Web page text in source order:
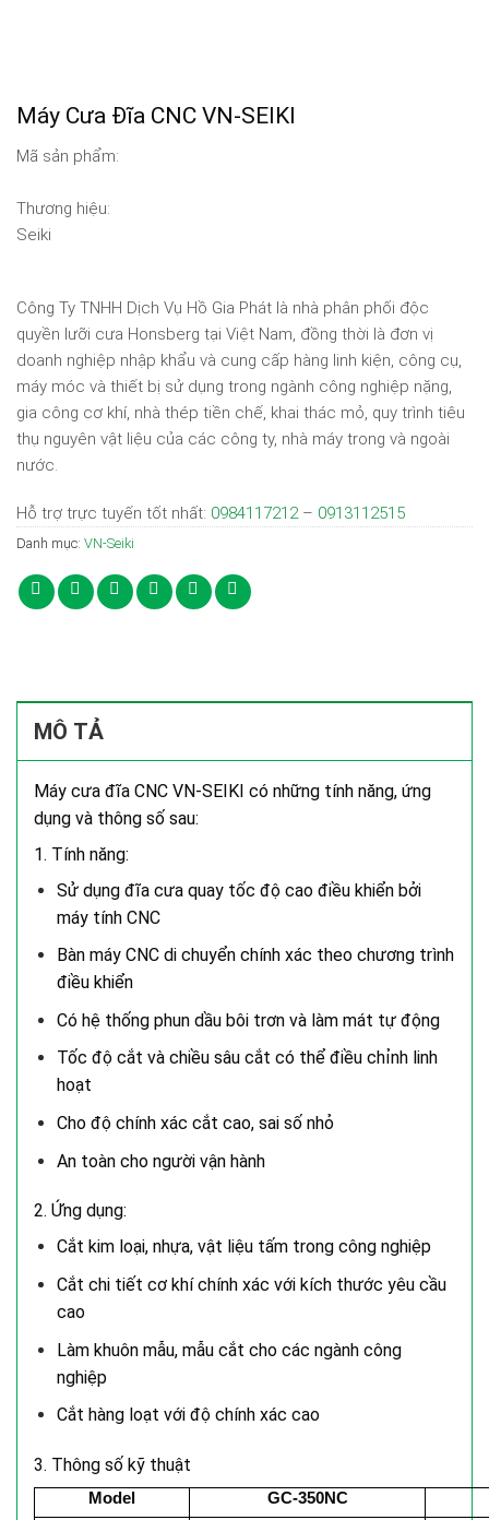
Máy Cưa Đĩa CNC VN-SEIKI
Mã sản phẩm:
Thương hiệu:
Seiki
Công Ty TNHH Dịch Vụ Hồ Gia Phát là nhà phân phối độc
quyền lưỡi cưa Honsberg tại Việt Nam, đồng thời là đơn vị
doanh nghiệp nhập khẩu và cung cấp hàng linh kiện, công cụ,
máy móc và thiết bị sử dụng trong ngành công nghiệp nặng,
gia công cơ khí, nhà thép tiền chế, khai thác mỏ, quy trình tiêu
thụ nguyên vật liệu của các công ty, nhà máy trong và ngoài
nước.
Hỗ trợ trực tuyến tốt nhất: 0984117212– 0913112515
Danh mục: VN-Seiki
MÔ TẢ
Máy cưa đĩa CNC VN-SEIKI có những tính năng, ứng
dụng và thông số sau:
1. Tính năng:
Sử dụng đĩa cưa quay tốc độ cao điều khiển bởi
máy tính CNC
Bàn máy CNC di chuyển chính xác theo chương trình
điều khiển
Có hệ thống phun dầu bôi trơn và làm mát tự động
Tốc độ cắt và chiều sâu cắt có thể điều chỉnh linh
hoạt
Cho độ chính xác cắt cao, sai số nhỏ
An toàn cho người vận hành
2. Ứng dụng:
Cắt kim loại, nhựa, vật liệu tấm trong công nghiệp
Cắt chi tiết cơ khí chính xác với kích thước yêu cầu
cao
Làm khuôn mẫu, mẫu cắt cho các ngành công
nghiệp
Cắt hàng loạt với độ chính xác cao
3. Thông số kỹ thuật
Model
GC-350NC